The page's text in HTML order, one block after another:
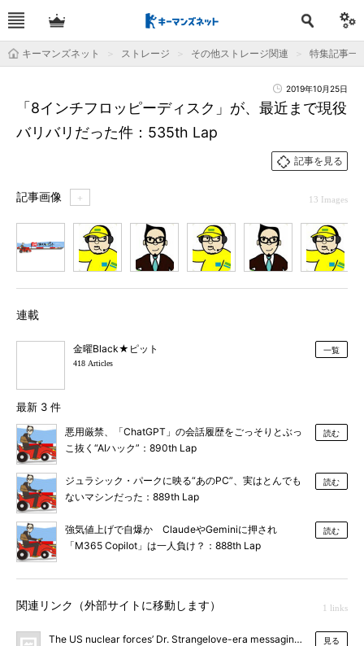
キーマンズネット ストレージ その他ストレージ関連 特集記事一
2019年10月25日
「8インチフロッピーディスク」が、最近まで現役
バリバリだった件：535th Lap
記事を見る
記事画像 ＋ 13 Images
連載
金曜Black★ピット
418 Articles
一覧
最新 3 件
悪用厳禁、「ChatGPT」の会話履歴をごっそりとぶっ
こ抜く“AIハック”：890th Lap
読む
ジュラシック・パークに映る“あのPC”、実はとんでも
ないマシンだった：889th Lap
読む
強気値上げで自爆か ClaudeやGeminiに押され
「M365 Copilot」は一人負け？：888th Lap
読む
関連リンク（外部サイトに移動します） 1 links
The US nuclear forces’ Dr. Strangelove-era messaging system
見る